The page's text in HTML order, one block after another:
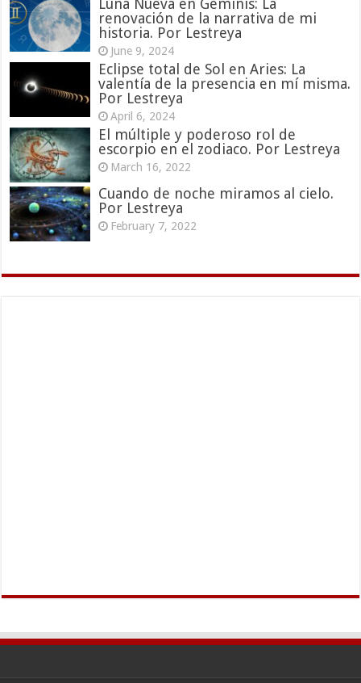
renovación de la narrativa de mi
historia. Por Lestreya
June 9, 2024
Eclipse total de Sol en Aries: La
valentía de la presencia en mí misma.
Por Lestreya
April 6, 2024
El múltiple y poderoso rol de
escorpio en el zodiaco. Por Lestreya
March 16, 2022
Cuando de noche miramos al cielo.
Por Lestreya
February 7, 2022